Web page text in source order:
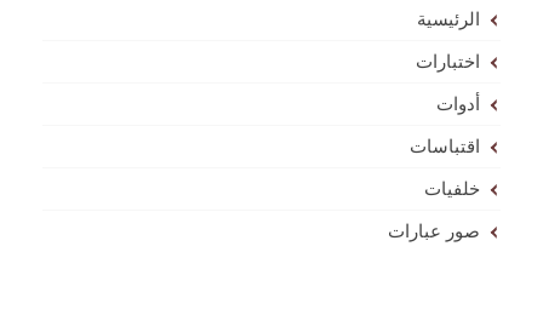
الرئيسية
اختبارات
أدوات
اقتباسات
خلفيات
صور عبارات